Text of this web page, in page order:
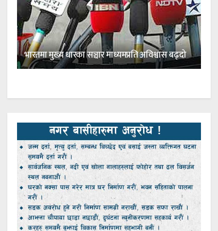
भारतमा मुख्य धारका सञ्चार माध्यमप्रति अविश्वास बढ्दो